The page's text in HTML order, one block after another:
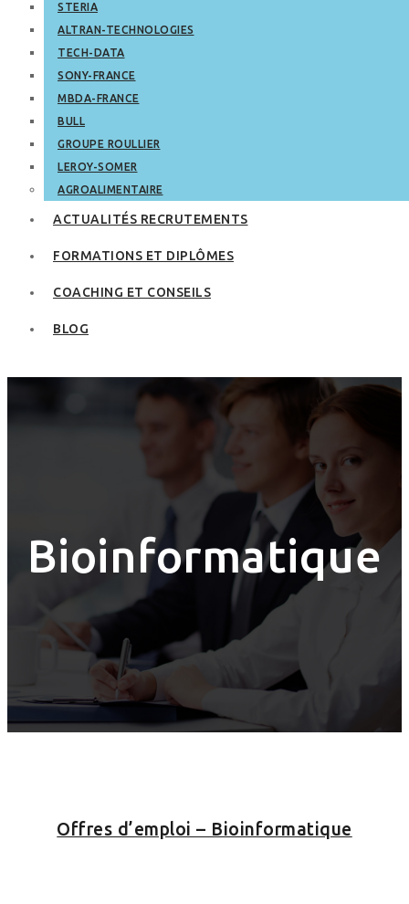
STERIA
ALTRAN-TECHNOLOGIES
TECH-DATA
SONY-FRANCE
MBDA-FRANCE
BULL
GROUPE ROULLIER
LEROY-SOMER
AGROALIMENTAIRE
ACTUALITÉS RECRUTEMENTS
FORMATIONS ET DIPLÔMES
COACHING ET CONSEILS
BLOG
Bioinformatique
Offres d’emploi – Bioinformatique